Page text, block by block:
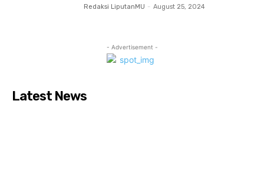
Redaksi LiputanMU - August 25, 2024
- Advertisement -
Latest News